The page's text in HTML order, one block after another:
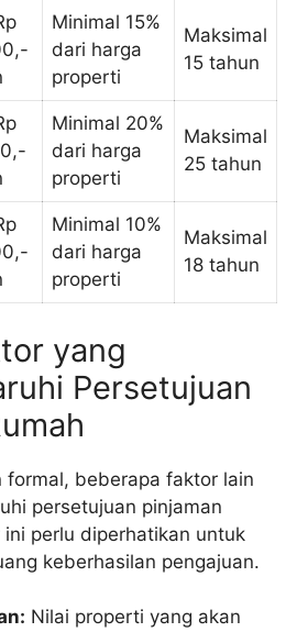
Minimal 15%
dari harga
properti
Maksimal
15 tahun
Minimal 20%
dari harga
properti
Maksimal
25 tahun
Minimal 10%
dari harga
properti
Maksimal
18 tahun
yang
Persetujuan
formal, beberapa faktor lain
persetujuan pinjaman
ini perlu diperhatikan untuk
keberhasilan pengajuan.
Nilai properti yang akan